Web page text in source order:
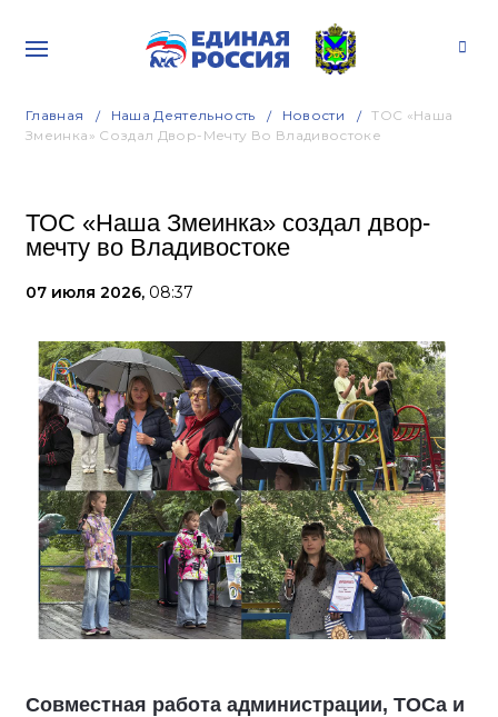
Главная Наша Деятельность Новости
ТОС «Наша
Змеинка» Создал Двор-Мечту Во Владивостоке
ТОС «Наша Змеинка» создал двор-
мечту во Владивостоке
07 июля 2026, 08:37
Совместная работа администрации, ТОСа и